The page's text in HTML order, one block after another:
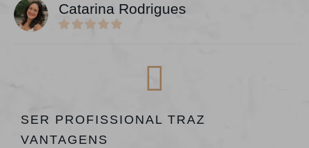
Catarina Rodrigues
SER PROFISSIONAL TRAZ
VANTAGENS